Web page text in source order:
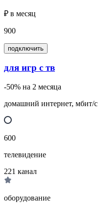
₽ в месяц
900
подключить
для игр с тв
-50% на 2 месяца
домашний интернет, мбит/с
600
телевидение
221 канал
оборудование